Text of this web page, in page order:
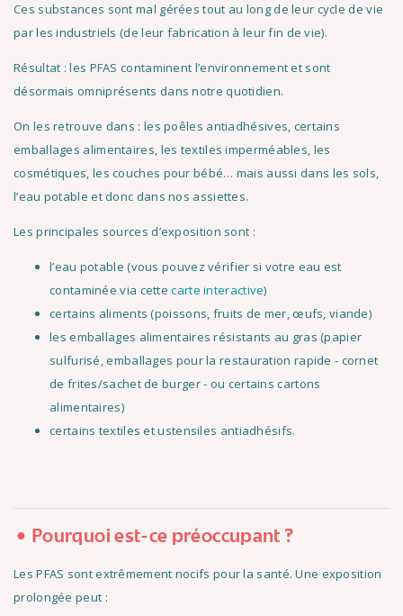
Ces substances sont mal gérées tout au long de leur cycle de vie
par les industriels (de leur fabrication à leur fin de vie).
Résultat : les PFAS contaminent l’environnement et sont
désormais omniprésents dans notre quotidien.
On les retrouve dans : les poêles antiadhésives, certains
emballages alimentaires, les textiles imperméables, les
cosmétiques, les couches pour bébé… mais aussi dans les sols,
l’eau potable et donc dans nos assiettes.
Les principales sources d’exposition sont :
l’eau potable (vous pouvez vérifier si votre eau est
contaminée via cettecarte interactive)
certains aliments (poissons, fruits de mer, œufs, viande)
les emballages alimentaires résistants au gras (papier
sulfurisé, emballages pour la restauration rapide - cornet
de frites/sachet de burger - ou certains cartons
alimentaires)
certains textiles et ustensiles antiadhésifs.
Pourquoi est-ce préoccupant ?
Les PFAS sont extrêmement nocifs pour la santé. Une exposition
prolongée peut :